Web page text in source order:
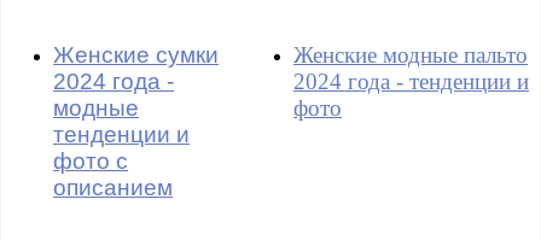
Женские сумки
2024 года -
модные
тенденции и
фото с
описанием
Женские модные пальто
2024 года - тенденции и
фото